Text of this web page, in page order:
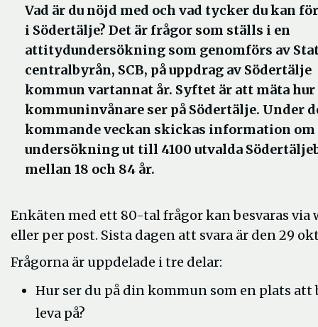
Vad är du nöjd med och vad tycker du kan
i Södertälje? Det är frågor som ställs i en
attitydundersökning som genomförs av
centralbyrån, SCB, på uppdrag av Södertälje
kommun vartannat år. Syftet är att mäta hur
kommuninvånare ser på Södertälje. Under
kommande veckan skickas information om
undersökning ut till 4100 utvalda
mellan 18 och 84 år.
Enkäten med ett 80-tal frågor kan besvaras via
eller per post. Sista dagen att svara är den 29
Frågorna är uppdelade i tre delar:
Hur ser du på din kommun som en plats att
leva på?